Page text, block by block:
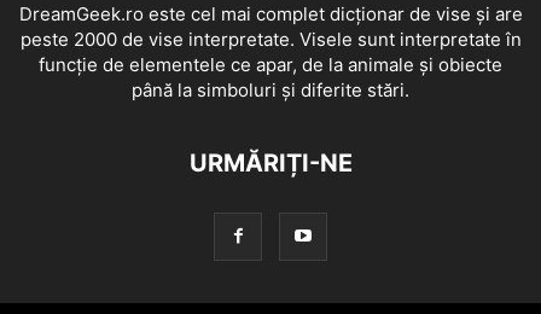
DreamGeek.ro este cel mai complet dicționar de vise și are
peste 2000 de vise interpretate. Visele sunt interpretate în
funcție de elementele ce apar, de la animale și obiecte
până la simboluri și diferite stări.
URMĂRIȚI-NE